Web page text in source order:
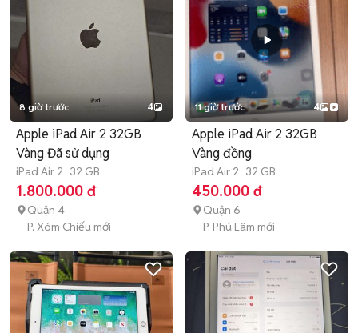
8 giờ trước 4
Apple iPad Air 2 32GB
Vàng Đã sử dụng
iPad Air 2 32 GB
1.800.000 đ
Quận 4
P. Xóm Chiếu mới
11 giờ trước 4
Apple iPad Air 2 32GB
Vàng đồng
iPad Air 2 32 GB
450.000 đ
Quận 6
P. Phú Lâm mới